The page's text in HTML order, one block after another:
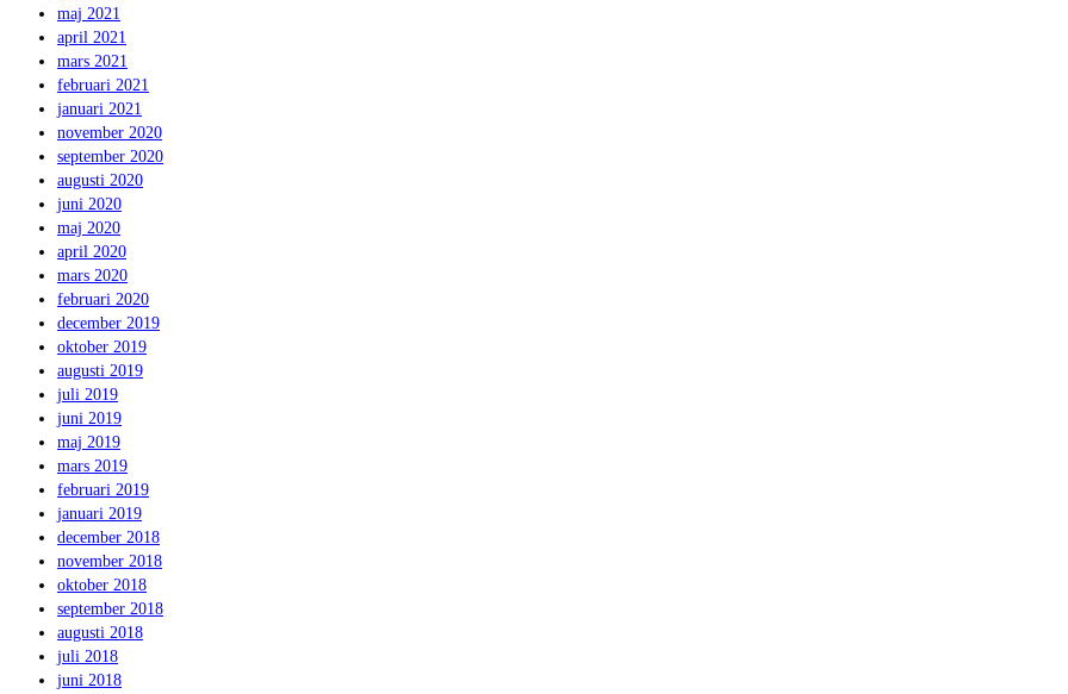
maj 2021
april 2021
mars 2021
februari 2021
januari 2021
november 2020
september 2020
augusti 2020
juni 2020
maj 2020
april 2020
mars 2020
februari 2020
december 2019
oktober 2019
augusti 2019
juli 2019
juni 2019
maj 2019
mars 2019
februari 2019
januari 2019
december 2018
november 2018
oktober 2018
september 2018
augusti 2018
juli 2018
juni 2018